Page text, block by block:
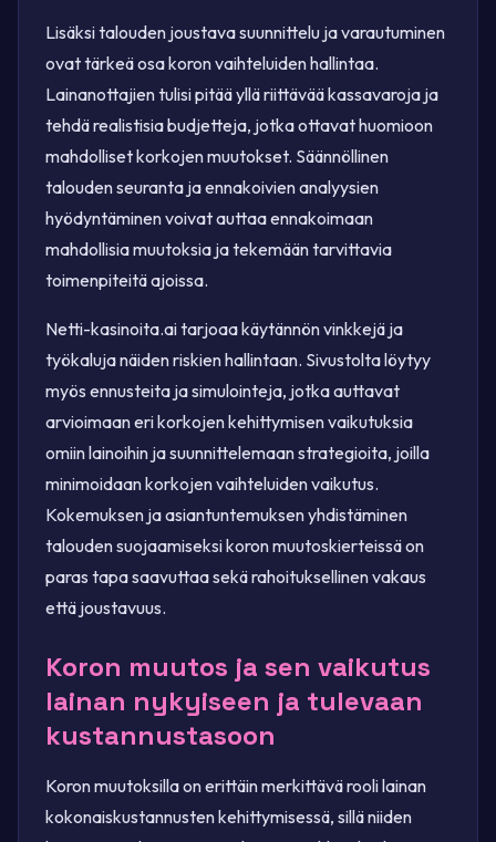
Lisäksi talouden joustava suunnittelu ja varautuminen
ovat tärkeä osa koron vaihteluiden hallintaa.
Lainanottajien tulisi pitää yllä riittävää kassavaroja ja
tehdä realistisia budjetteja, jotka ottavat huomioon
mahdolliset korkojen muutokset. Säännöllinen
talouden seuranta ja ennakoivien analyysien
hyödyntäminen voivat auttaa ennakoimaan
mahdollisia muutoksia ja tekemään tarvittavia
toimenpiteitä ajoissa.
Netti-kasinoita.ai tarjoaa käytännön vinkkejä ja
työkaluja näiden riskien hallintaan. Sivustolta löytyy
myös ennusteita ja simulointeja, jotka auttavat
arvioimaan eri korkojen kehittymisen vaikutuksia
omiin lainoihin ja suunnittelemaan strategioita, joilla
minimoidaan korkojen vaihteluiden vaikutus.
Kokemuksen ja asiantuntemuksen yhdistäminen
talouden suojaamiseksi koron muutoskierteissä on
paras tapa saavuttaa sekä rahoituksellinen vakaus
että joustavuus.
Koron muutos ja sen vaikutus
lainan nykyiseen ja tulevaan
kustannustasoon
Koron muutoksilla on erittäin merkittävä rooli lainan
kokonaiskustannusten kehittymisessä, sillä niiden